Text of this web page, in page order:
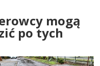
mogą
po tych